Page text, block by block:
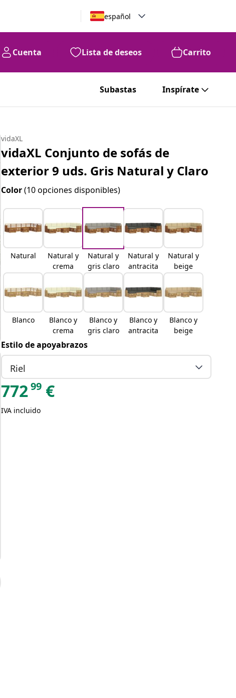
español
Cuenta Lista de deseos Carrito
Subastas Inspírate
vidaXL
vidaXL Conjunto de sofás de
exterior 9 uds. Gris Natural y Claro
Color(10 opciones disponibles)
Natural
Natural y
crema
Natural y
gris claro
Natural y
antracita
Natural y
beige
Blanco
Blanco y
crema
Blanco y
gris claro
Blanco y
antracita
Blanco y
beige
Estilo de apoyabrazos
Riel
77299 €
IVA incluido